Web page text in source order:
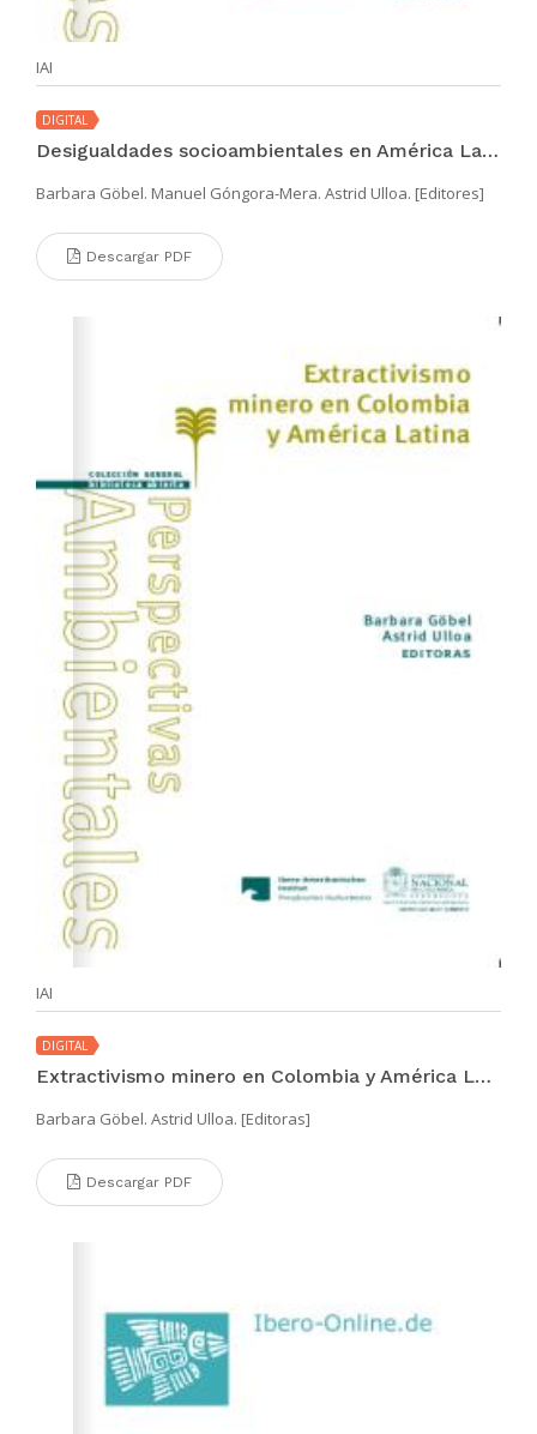
IAI
DIGITAL
Desigualdades socioambientales en América Latina
Barbara Göbel. Manuel Góngora-Mera. Astrid Ulloa. [Editores]
Descargar PDF
IAI
DIGITAL
Extractivismo minero en Colombia y América Latina
Barbara Göbel. Astrid Ulloa. [Editoras]
Descargar PDF